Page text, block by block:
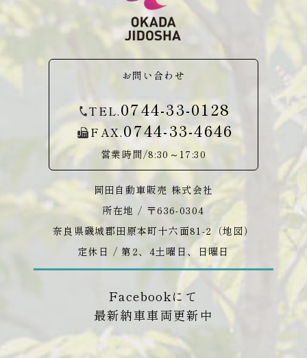
お問い合わせ
TEL.0744-33-0128
FAX.0744-33-4646
営業時間/8:30～17:30
岡田自動車販売 株式会社
所在地 / 〒636-0304
奈良県磯城郡田原本町十六面81-2（地図）
定休日 / 第2、4土曜日、日曜日
Facebookにて
最新納車車両更新中